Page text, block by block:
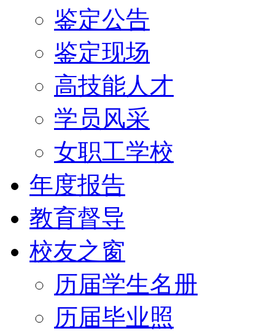
鉴定公告
鉴定现场
高技能人才
学员风采
女职工学校
年度报告
教育督导
校友之窗
历届学生名册
历届毕业照